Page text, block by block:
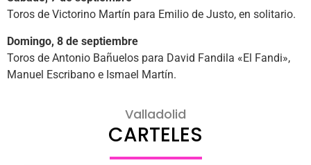
Toros de Victorino Martín para Emilio de Justo, en solitario.
Domingo, 8 de septiembre
Toros de Antonio Bañuelos para David Fandila «El Fandi»,
Manuel Escribano e Ismael Martín.
Valladolid
CARTELES